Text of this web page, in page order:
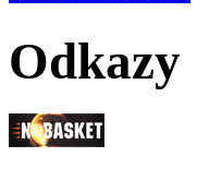
Odkazy